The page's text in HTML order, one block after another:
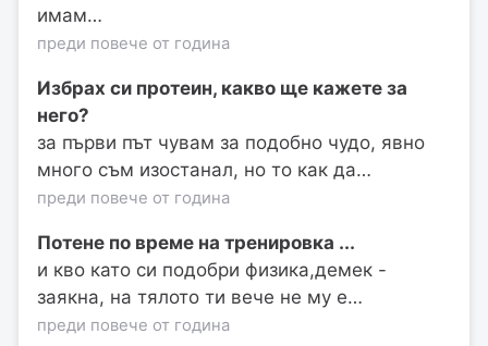
имам…
преди повече от година
Избрах си протеин, какво ще кажете за
него?
за първи път чувам за подобно чудо, явно
много съм изостанал, но то как да…
преди повече от година
Потене по време на тренировка ...
и кво като си подобри физика,демек -
заякна, на тялото ти вече не му е…
преди повече от година